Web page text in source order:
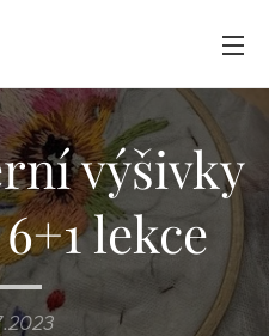
výšivky
lekce